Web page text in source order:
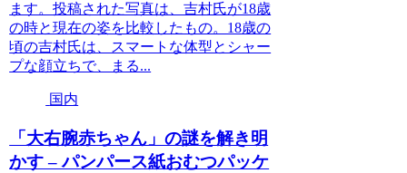
ます。投稿された写真は、吉村氏が18歳
の時と現在の姿を比較したもの。18歳の
頃の吉村氏は、スマートな体型とシャー
プな顔立ちで、まる...
国内
「大右腕赤ちゃん」の謎を解き明
かす – パンパース紙おむつパッケ